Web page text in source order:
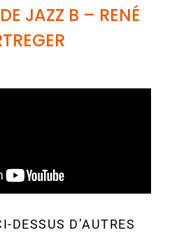
JAZZ B – RENÉ
DESSUS D’AUTRES